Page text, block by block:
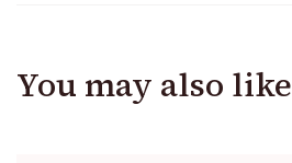
You may also like